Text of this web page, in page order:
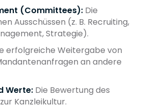
(Committees): Die
Ausschüssen (z. B. Recruiting,
Strategie).
erfolgreiche Weitergabe von
an andere
Werte: Die Bewertung des
Kanzleikultur.